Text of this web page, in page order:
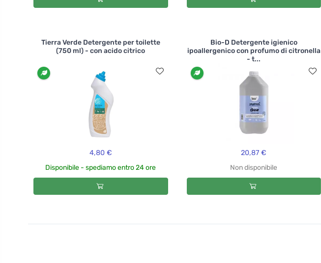
Tierra Verde Detergente per toilette
(750 ml) - con acido citrico
4,80 €
Disponibile - spediamo entro 24 ore
Bio-D Detergente igienico
ipoallergenico con profumo di citronella
- t...
20,87 €
Non disponibile